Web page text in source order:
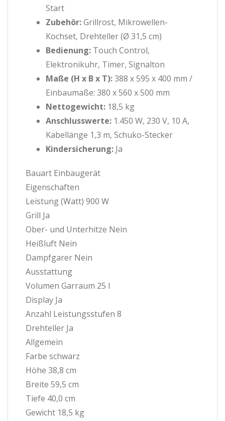
Start
Zubehör:Grillrost, Mikrowellen-
Kochset, Drehteller (Ø 31,5 cm)
Bedienung: Touch Control,
Elektronikuhr, Timer, Signalton
Maße (H x B x T):388 x 595 x 400 mm /
Einbaumaße: 380 x 560 x 500 mm
Nettogewicht: 18,5 kg
Anschlusswerte: 1.450 W, 230 V, 10 A,
Kabellänge 1,3 m, Schuko-Stecker
Kindersicherung: Ja
Bauart Einbaugerät
Eigenschaften
Leistung (Watt) 900 W
Grill Ja
Ober- und Unterhitze Nein
Heißluft Nein
Dampfgarer Nein
Ausstattung
Volumen Garraum 25 l
Display Ja
Anzahl Leistungsstufen 8
Drehteller Ja
Allgemein
Farbe schwarz
Höhe 38,8 cm
Breite 59,5 cm
Tiefe 40,0 cm
Gewicht 18,5 kg